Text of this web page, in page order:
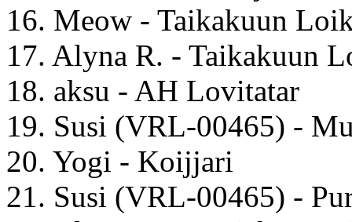
16. Meow - Taikakuun
17. Alyna R. - Taikakuun
18. aksu - AH Lovitatar
19. Susi (VRL-00465) -
20. Yogi - Koijjari
21. Susi (VRL-00465) -